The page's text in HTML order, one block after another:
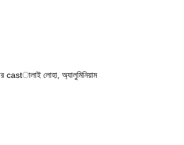
লোহা, অ্যালুমিনিয়াম